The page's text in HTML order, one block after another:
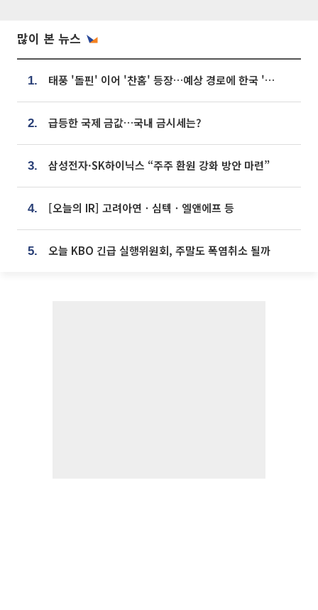
많이 본 뉴스
1. 태풍 '돌핀' 이어 '찬홈' 등장…예상 경로에 한국 '한숨'
2. 급등한 국제 금값…국내 금시세는?
3. 삼성전자·SK하이닉스 “주주 환원 강화 방안 마련”
4. [오늘의 IR] 고려아연ㆍ심텍ㆍ엘앤에프 등
5. 오늘 KBO 긴급 실행위원회, 주말도 폭염취소 될까